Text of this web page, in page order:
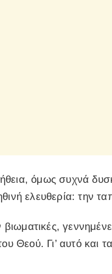
όμως συχνά
ελευθερία: την
βιωματικές,
Θεού. Γι’ αυτό και